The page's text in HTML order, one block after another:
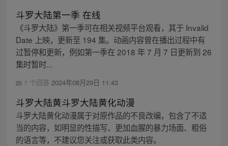
斗罗大陆第一季 在线
《斗罗大陆》第一季可在相关视频平台观看，其于 Invalid
Date 上映，更新至 194 集。动画内容曾在播出过程中有
过暂停和更新，例如第一季在 2018 年 7 月 7 日更新到 26
集时暂时...
1 个回答 2024年08月29日 11:43
斗罗大陆黄斗罗大陆黄化动漫
斗罗大陆黄化动漫属于对原作品的不良改编，包含了不适
当的内容，如明显的性描写、更加血腥的暴力场面、粗俗
的语言等，不建议您关注或获取此类内容。